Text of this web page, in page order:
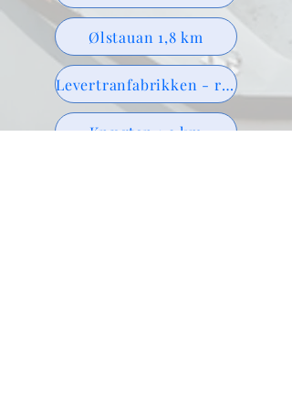
Ølstauan 1,8 km
Levertranfabrikken - restaurant 1,8 km
Knægten 1,9 km